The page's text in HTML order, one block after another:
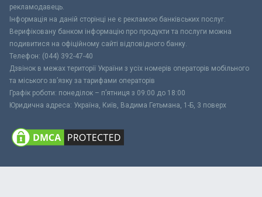
рекламодавець.
Інформація на даній сторінці не є рекламою банківських послуг.
Верифіковану банком інформацію про продукти та послуги можна
подивитися на офіційному сайті відповідного банку.
Телефон: (044) 392-47-40
Дзвінок в межах території України з усіх номерів операторів мобільного
та міського зв’язку за тарифами операторів
Графік роботи: понеділок – п’ятниця з 09:00 до 18:00
Юридична адреса: Україна, Київ, Вадима Гетьмана, 1-Б, 3 поверх